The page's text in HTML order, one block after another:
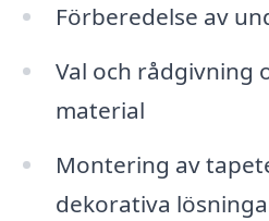
Förberedelse av
Val och rådgivning
material
Montering av
dekorativa